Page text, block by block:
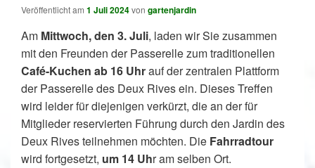
Veröffentlicht am 1 Juli 2024von gartenjardin
Am Mittwoch, den 3. Juli, laden wir Sie zusammen
mit den Freunden der Passerelle zum traditionellen
Café-Kuchen ab 16 Uhrauf der zentralen Plattform
der Passerelle des Deux Rives ein. Dieses Treffen
wird leider für diejenigen verkürzt, die an der für
Mitglieder reservierten Führung durch den Jardin des
Deux Rives teilnehmen möchten. Die Fahrradtour
wird fortgesetzt, um 14 Uhr am selben Ort.